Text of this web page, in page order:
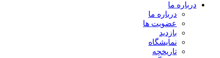
درباره ما
درباره ما
عضویت ها
بازدید
نمایشگاه
تاريخچه